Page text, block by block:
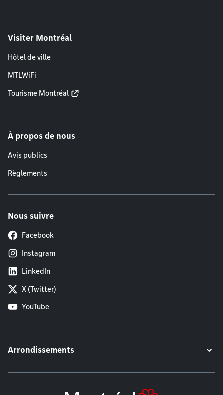
Visiter Montréal
Hôtel de ville
MTLWiFi
Tourisme Montréal
À propos de nous
Avis publics
Règlements
Nous suivre
Facebook
Instagram
LinkedIn
X (Twitter)
YouTube
Arrondissements